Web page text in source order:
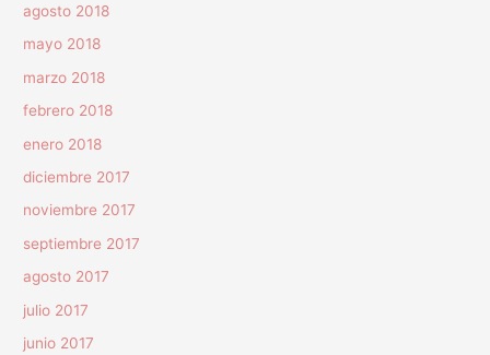
agosto 2018
mayo 2018
marzo 2018
febrero 2018
enero 2018
diciembre 2017
noviembre 2017
septiembre 2017
agosto 2017
julio 2017
junio 2017